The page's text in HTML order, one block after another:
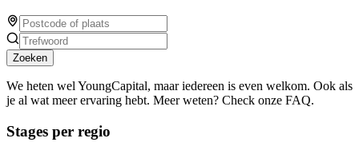
Zoeken
We heten wel YoungCapital, maar iedereen is even welkom. Ook als
je al wat meer ervaring hebt. Meer weten? Check onze FAQ.
Stages per regio